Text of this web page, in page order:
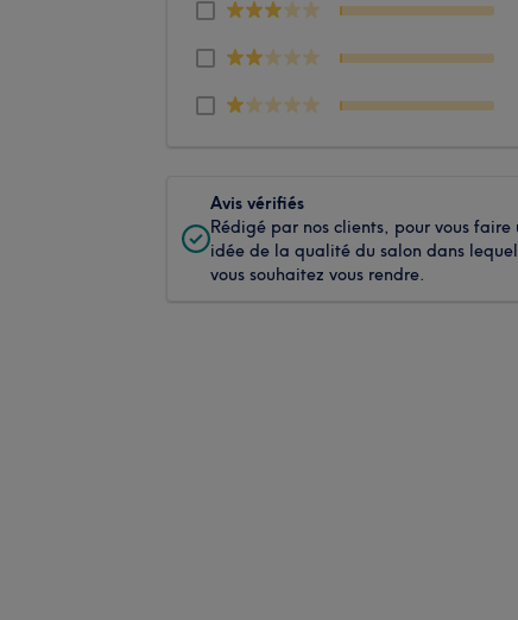
Avis vérifiés
Rédigé par nos clients, pour vous faire
idée de la qualité du salon dans lequel
vous souhaitez vous rendre.